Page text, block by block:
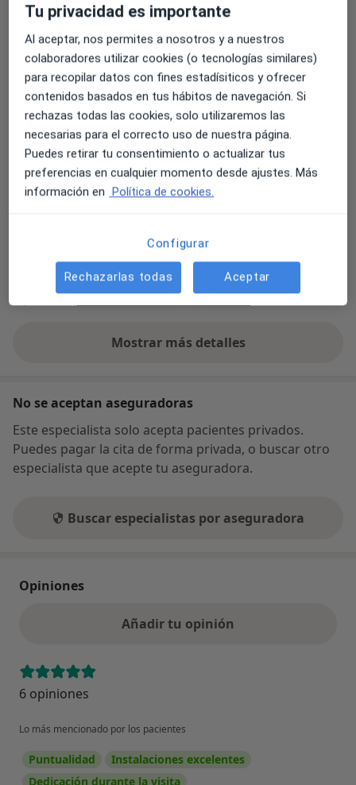
Audyo Centro Auditivo Los Cristianos
Avenida De Suecia, 15, Los Cristianos38650
Ampliarse abre en una nueva
Disponibilidad
Mostrar el calendario
Número de teléfono
679 75...Mostrar número de teléfono
Mostrar más detalles
sobre la dirección
No se aceptan aseguradoras
Este especialista solo acepta pacientes privados.
Puedes pagar la cita de forma privada, o buscar otro
especialista que acepte tu aseguradora.
Buscar especialistas por aseguradora
Opiniones
Añadir tu opinión
6 opiniones
Lo más mencionado por los pacientes
Puntualidad
Instalaciones excelentes
Dedicación durante la visita
Tu privacidad es importante
Al aceptar, nos permites a nosotros y a nuestros
colaboradores utilizar cookies (o tecnologías similares)
para recopilar datos con fines estadísiticos y ofrecer
contenidos basados en tus hábitos de navegación. Si
rechazas todas las cookies, solo utilizaremos las
necesarias para el correcto uso de nuestra página.
Puedes retirar tu consentimiento o actualizar tus
preferencias en cualquier momento desde ajustes. Más
información en Política de cookies.
Configurar
Rechazarlas todas Aceptar